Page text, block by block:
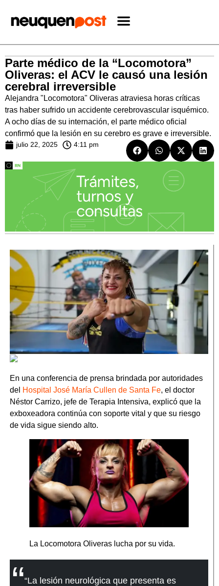
Parte médico de la “Locomotora”
Oliveras: el ACV le causó una lesión
cerebral irreversible
Alejandra "Locomotora" Oliveras atraviesa horas críticas
tras haber sufrido un accidente cerebrovascular isquémico.
A ocho días de su internación, el parte médico oficial
confirmó que la lesión en su cerebro es grave e irreversible.
julio 22, 2025 4:11 pm
En una conferencia de prensa brindada por autoridades
del Hospital José María Cullen de Santa Fe, el doctor
Néstor Carrizo, jefe de Terapia Intensiva, explicó que la
exboxeadora continúa con soporte vital y que su riesgo
de vida sigue siendo alto.
La Locomotora Oliveras lucha por su vida.
“La lesión neurológica que presenta es